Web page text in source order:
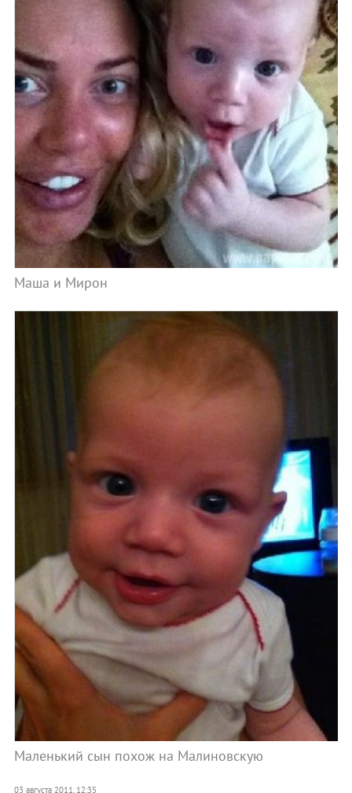
Маша и Мирон
Маленький сын похож на Малиновскую
03 августа 2011, 12:35